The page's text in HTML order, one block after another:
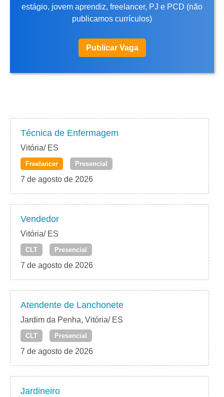
estágio, jovem aprendiz, freelancer, PJ e PCD (não
publicamos currículos)
Publicar Vaga
Técnica de Enfermagem
Vitória/ ES
Freelancer Presencial
7 de agosto de 2026
Vendedor
Vitória/ ES
CLT Presencial
7 de agosto de 2026
Atendente de Lanchonete
Jardim da Penha, Vitória/ ES
CLT Presencial
7 de agosto de 2026
Jardineiro